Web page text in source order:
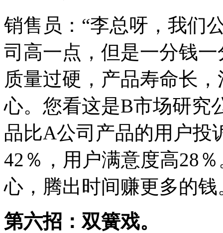
销售员：“李总呀，我们
司高一点，但是一分钱
质量过硬，产品寿命长
心。您看这是B市场研究
品比A公司产品的用户投
42％，用户满意度高28
心，腾出时间赚更多的钱
第六招：双簧戏。